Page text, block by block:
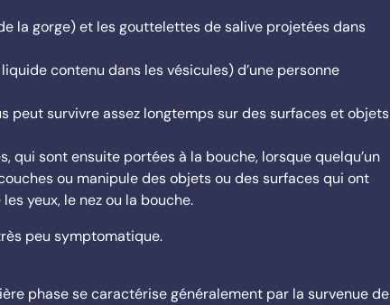
la gorge) et les gouttelettes de salive projetées dans
contenu dans les vésicules) d’une personne
peut survivre assez longtemps sur des surfaces et objets
qui sont ensuite portées à la bouche, lorsque quelqu’un
ou manipule des objets ou des surfaces qui ont
yeux, le nez ou la bouche.
peu symptomatique.
phase se caractérise généralement par la survenue de